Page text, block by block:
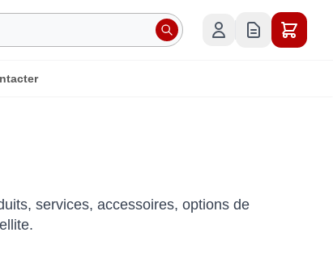
services, accessoires, options de